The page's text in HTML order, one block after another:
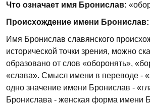
Что означает имя Бронислав:
Происхождение имени Бронислав:
Имя Бронислав славянского
исторической точки зрения, можно
образовано от слов «оборонять»,
«слава». Смысл имени в переводе -
одно значение имени Бронислав -
Бронислава - женская форма имени